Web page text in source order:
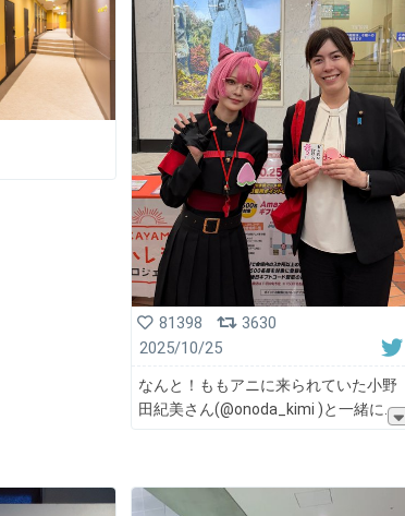
81398
3630
2025/10/25
なんと！ももアニに来られていた小野
田紀美さん(@onoda_kimi )と一緒に